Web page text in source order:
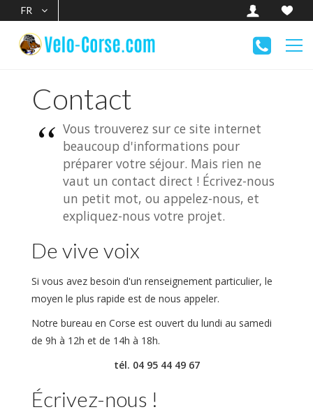
FR
Contact
Vous trouverez sur ce site internet
beaucoup d'informations pour
préparer votre séjour. Mais rien ne
vaut un contact direct ! Écrivez-nous
un petit mot, ou appelez-nous, et
expliquez-nous votre projet.
De vive voix
Si vous avez besoin d'un renseignement particulier, le
moyen le plus rapide est de nous appeler.
Notre bureau en Corse est ouvert du lundi au samedi
de 9h à 12h et de 14h à 18h.
tél. 04 95 44 49 67
Écrivez-nous !